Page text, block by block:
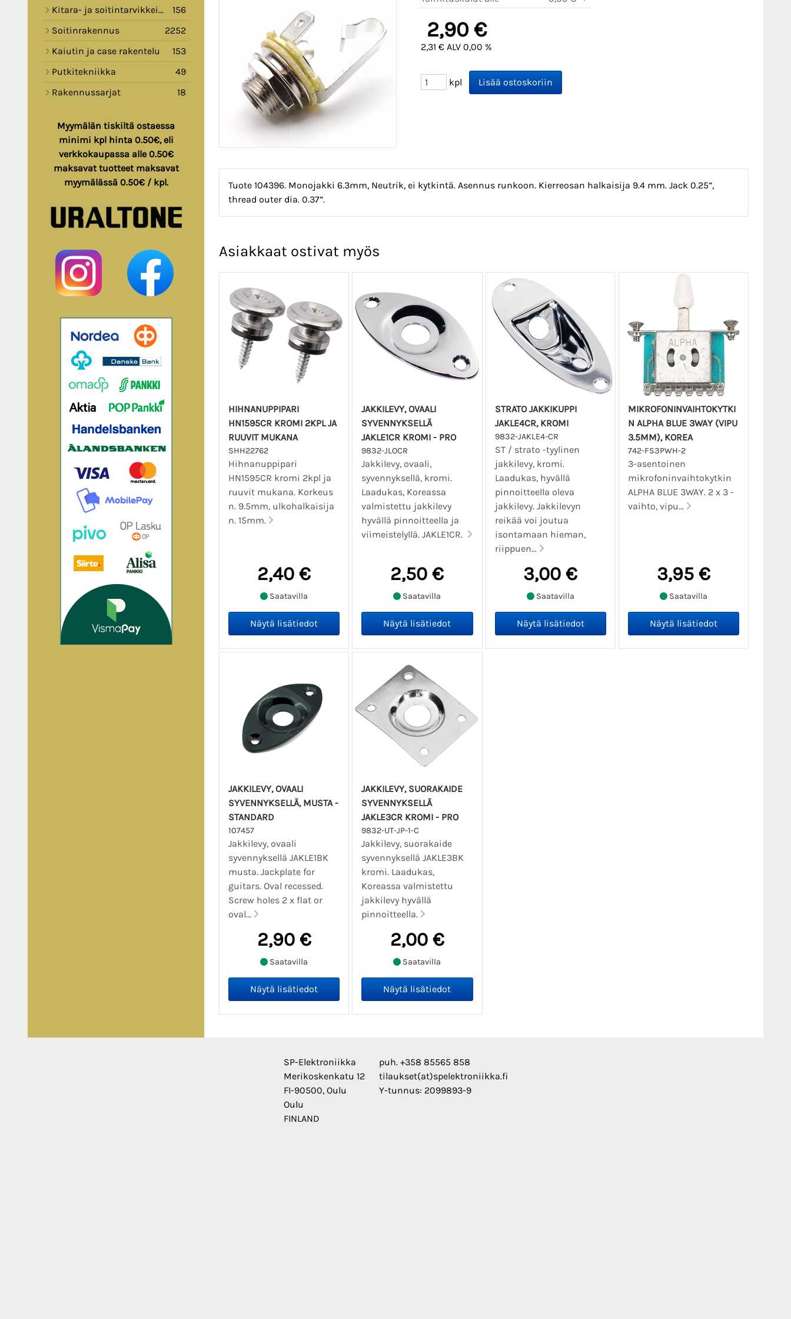
Kitara- ja soitintarvikkeita
156
Soitinrakennus
2252
Kaiutin ja case rakentelu
153
Putkitekniikka
49
Rakennussarjat
18
Myymälän tiskiltä ostaessa
minimi kpl hinta 0.50€, eli
verkkokaupassa alle 0.50€
maksavat tuotteet maksavat
myymälässä 0.50€ / kpl.
2,90 €
2,31 € ALV 0,00 %
kpl
Tuote 104396. Monojakki 6.3mm, Neutrik, ei kytkintä. Asennus runkoon. Kierreosan halkaisija 9.4 mm. Jack 0.25”,
thread outer dia. 0.37”.
Asiakkaat ostivat myös
HIHNANUPPIPARI
HN1595CR KROMI 2KPL JA
RUUVIT MUKANA
SHH22762
Hihnanuppipari
HN1595CR kromi 2kpl ja
ruuvit mukana. Korkeus
n. 9.5mm, ulkohalkaisija
n. 15mm.
2,40 €
Saatavilla
JAKKILEVY, OVAALI
SYVENNYKSELLÄ
JAKLE1CR KROMI - PRO
9832-JLOCR
Jakkilevy, ovaali,
syvennyksellä, kromi.
Laadukas, Koreassa
valmistettu jakkilevy
hyvällä pinnoitteella ja
viimeistelyllä. JAKLE1CR.
2,50 €
Saatavilla
STRATO JAKKIKUPPI
JAKLE4CR, KROMI
9832-JAKLE4-CR
ST / strato -tyylinen
jakkilevy, kromi.
Laadukas, hyvällä
pinnoitteella oleva
jakkilevy. Jakkilevyn
reikää voi joutua
isontamaan hieman,
riippuen...
3,00 €
Saatavilla
MIKROFONINVAIHTOKYTKI
N ALPHA BLUE 3WAY (VIPU
3.5MM), KOREA
742-FS3PWH-2
3-asentoinen
mikrofoninvaihtokytkin
ALPHA BLUE 3WAY. 2 x 3 -
vaihto, vipu...
3,95 €
Saatavilla
JAKKILEVY, OVAALI
SYVENNYKSELLÄ, MUSTA -
STANDARD
107457
Jakkilevy, ovaali
syvennyksellä JAKLE1BK
musta. Jackplate for
guitars. Oval recessed.
Screw holes 2 x flat or
oval...
2,90 €
Saatavilla
JAKKILEVY, SUORAKAIDE
SYVENNYKSELLÄ
JAKLE3CR KROMI - PRO
9832-UT-JP-1-C
Jakkilevy, suorakaide
syvennyksellä JAKLE3BK
kromi. Laadukas,
Koreassa valmistettu
jakkilevy hyvällä
pinnoitteella.
2,00 €
Saatavilla
SP-Elektroniikka
Merikoskenkatu 12
FI-90500, Oulu
Oulu
FINLAND
puh. +358 85565 858
tilaukset(at)spelektroniikka.fi
Y-tunnus: 2099893-9